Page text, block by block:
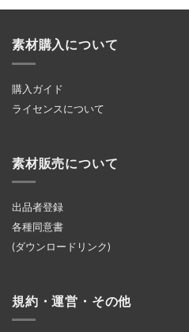
素材購入について
購入ガイド
ライセンスについて
素材販売について
出品者登録
各種同意書
(ダウンロードリンク)
規約・運営・その他